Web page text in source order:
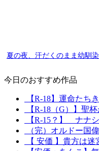
夏の夜、汗だくのまま幼馴
今日のおすすめ作品
【R-18】運命たち
【R-18（G）】聖
【R-15？】 ナナ
（完）オルドー国
【 安価 】貴方は